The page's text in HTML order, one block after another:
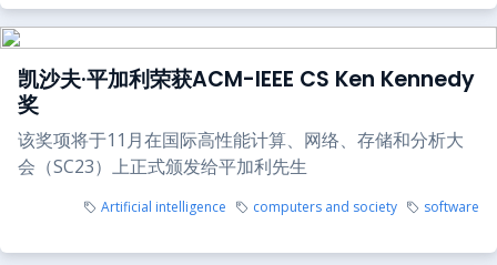
凯沙夫·平加利荣获ACM-IEEE CS Ken Kennedy
奖
该奖项将于11月在国际高性能计算、网络、存储和分析大
会（SC23）上正式颁发给平加利先生
Artificial intelligence computers and society software